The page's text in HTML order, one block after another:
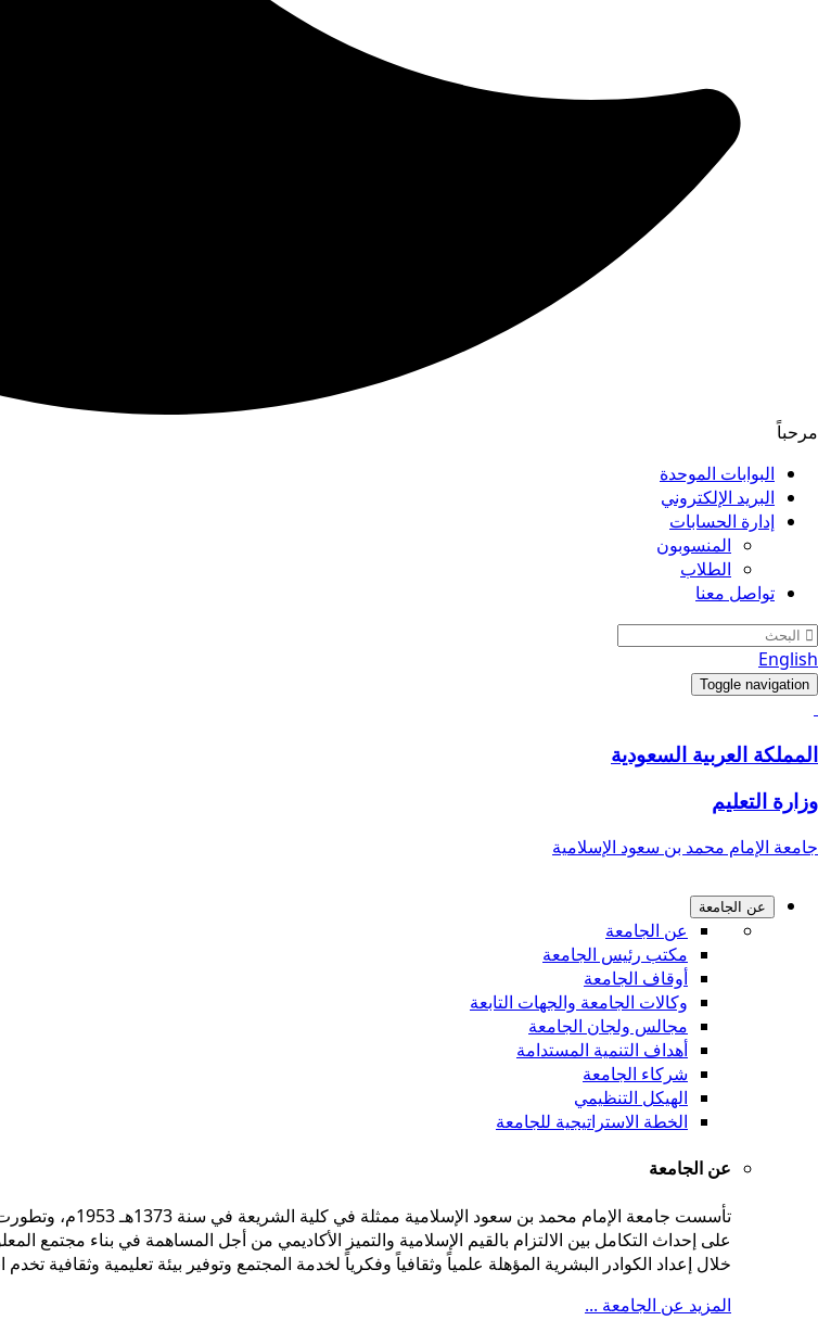
مرحباً
البوابات الموحدة
البريد الإلكتروني
إدارة الحسابات
المنسوبون
الطلاب
تواصل معنا
English
Toggle navigation
المملكة العربية السعودية
وزارة التعليم
جامعة الإمام محمد بن سعود الإسلامية
عن الجامعة
عن الجامعة
مكتب رئيس الجامعة
أوقاف الجامعة
وكالات الجامعة والجهات التابعة
مجالس ولجان الجامعة
أهداف التنمية المستدامة
شركاء الجامعة
الهيكل التنظيمي
الخطة الاستراتيجية للجامعة
عن الجامعة
على إحداث التكامل بين الالتزام بالقيم الإسلامية والتميز الأكاديمي من أجل المساهمة في بناء مجتمع
خلال إعداد الكوادر البشرية المؤهلة علمياً وثقافياً وفكرياً لخدمة المجتمع وتوفير بيئة تعليمية وثقافية
المزيد عن الجامعة ...